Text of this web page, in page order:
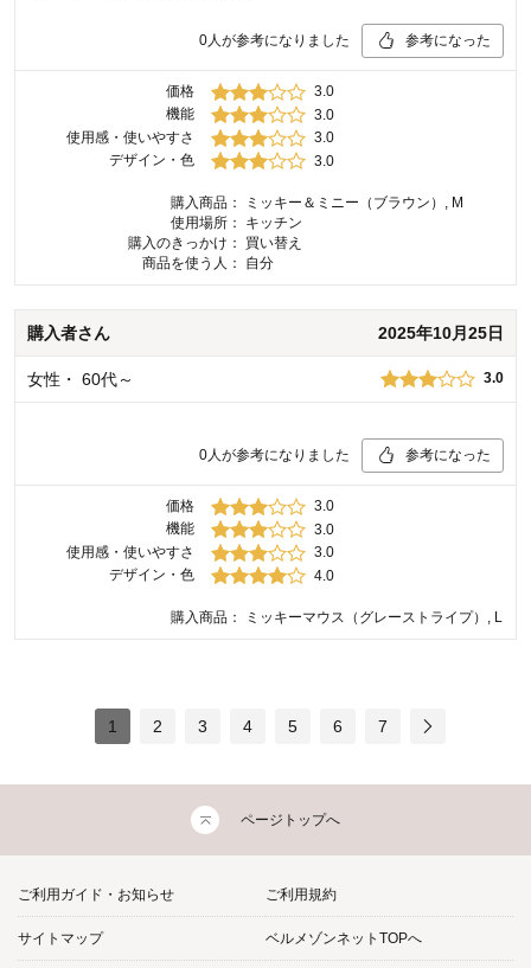
0人が参考になりました 参考になった
価格
3.0
機能
3.0
使用感・使いやすさ
3.0
デザイン・色
3.0
購入商品：
ミッキー＆ミニー（ブラウン）, M
使用場所：
キッチン
購入のきっかけ：
買い替え
商品を使う人：
自分
購入者さん 2025年10月25日
女性 ・ 60代～ 3.0
0人が参考になりました 参考になった
価格
3.0
機能
3.0
使用感・使いやすさ
3.0
デザイン・色
4.0
購入商品： ミッキーマウス（グレーストライプ）, L
1 2 3 4 5 6 7
ページトップへ
ご利用ガイド・お知らせ ご利用規約
サイトマップ ベルメゾンネットTOPへ